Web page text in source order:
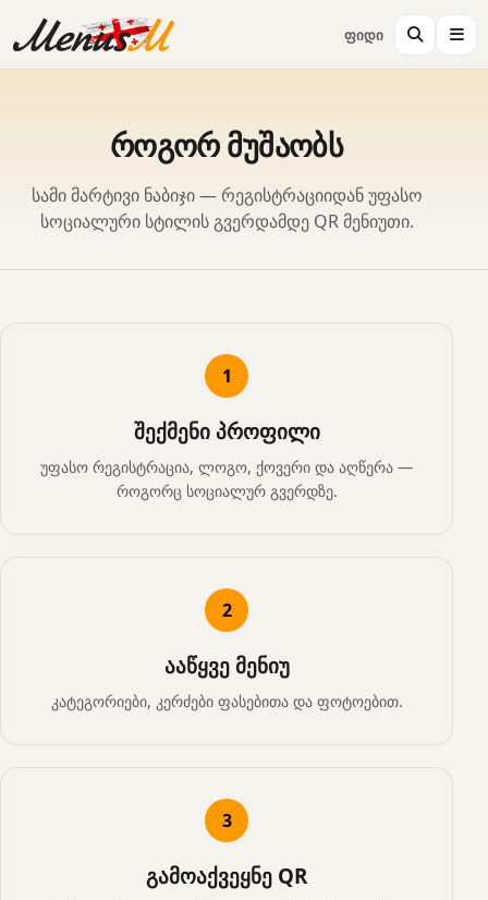
ფიდი
როგორ მუშაობს
სამი მარტივი ნაბიჯი — რეგისტრაციიდან უფასო
სოციალური სტილის გვერდამდე QR მენიუთი.
1
შექმენი პროფილი
უფასო რეგისტრაცია, ლოგო, ქოვერი და აღწერა —
როგორც სოციალურ გვერდზე.
2
ააწყვე მენიუ
კატეგორიები, კერძები ფასებითა და ფოტოებით.
3
გამოაქვეყნე QR